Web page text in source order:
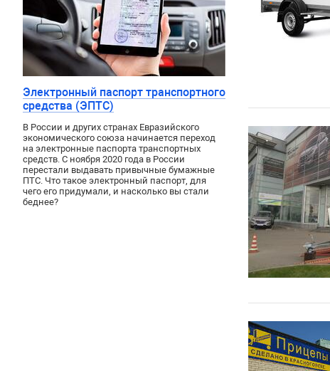
Электронный паспорт транспортного
средства (ЭПТС)
В России и других странах Евразийского
экономического союза начинается переход
на электронные паспорта транспортных
средств. С ноября 2020 года в России
перестали выдавать привычные бумажные
ПТС. Что такое электронный паспорт, для
чего его придумали, и насколько вы стали
беднее?